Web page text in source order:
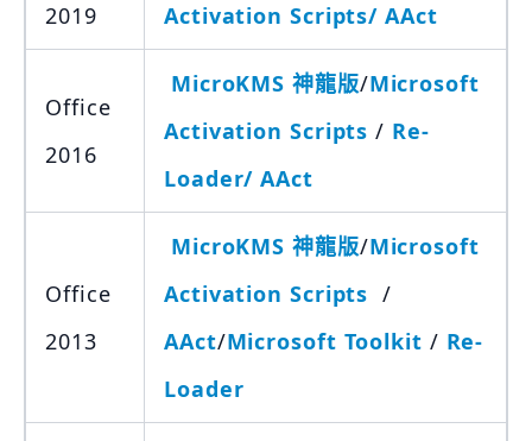
2019
Activation Scripts/ AAct
Office
2016
MicroKMS 神龍版/Microsoft
Activation Scripts / Re-
Loader/AAct
Office
2013
MicroKMS 神龍版/Microsoft
Activation Scripts /
AAct/Microsoft Toolkit / Re-
Loader